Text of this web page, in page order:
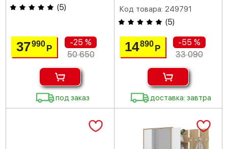
(5)
37990Р
-25 %
50 650
под заказ
Код товара: 249791
(5)
14890 Р
-55 %
33 090
доставка: завтра